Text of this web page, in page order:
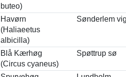
buteo)
Havørn
(Haliaeetus
albicilla)
Sønderlem
Blå Kærhøg
(Circus cyaneus)
Spøttrup sø